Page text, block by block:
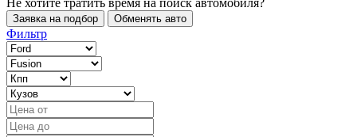
Заявка на подбор Обменять авто
Фильтр